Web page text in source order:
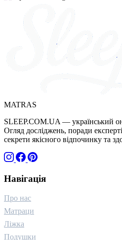
педіатрія (1)
параліч (1)
дитинство (1)
адаптація (1)
стосунки (1)
близькість (1)
якість відпочинку (1)
MATRAS
SLEEP.COM.UA — український
Огляд досліджень, поради
секрети якісного відпочинку та
Навігація
Про нас
Матраци
Ліжка
Подушки